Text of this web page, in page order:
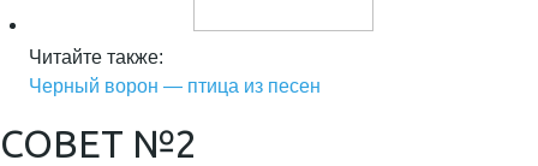
Читайте также:
Черный ворон — птица из песен
СОВЕТ №2